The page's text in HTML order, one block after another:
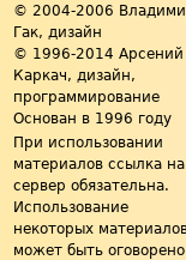
© 2004-2006
Гак, дизайн
© 1996-2014 Арсений
Каркач, дизайн,
программирование
Основан в 1996 году
При использовании
материалов ссылка на
сервер обязательна.
Использование
некоторых
может быть оговорено